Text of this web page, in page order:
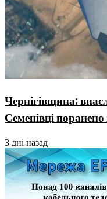
Чернігівщина:
Семенівці
3 дні назад